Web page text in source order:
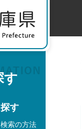
す
す
検索の方法